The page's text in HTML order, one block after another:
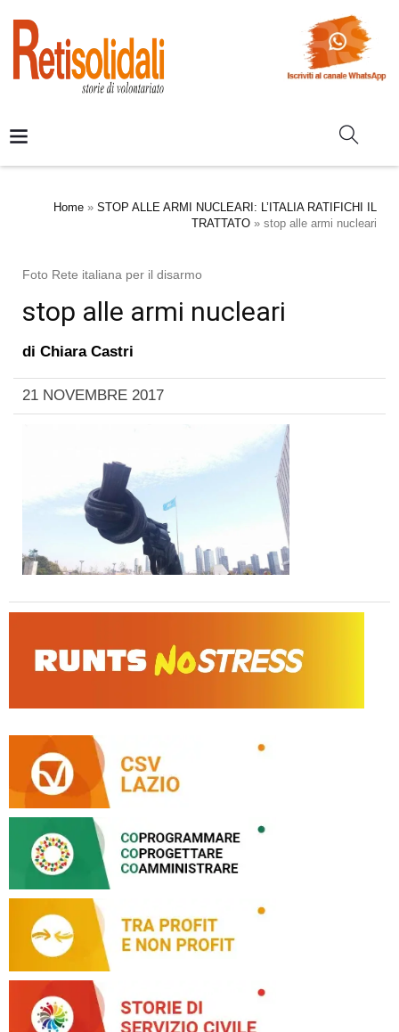
Home » STOP ALLE ARMI NUCLEARI: L’ITALIA RATIFICHI IL
TRATTATO » stop alle armi nucleari
Foto Rete italiana per il disarmo
stop alle armi nucleari
di Chiara Castri
21 NOVEMBRE 2017